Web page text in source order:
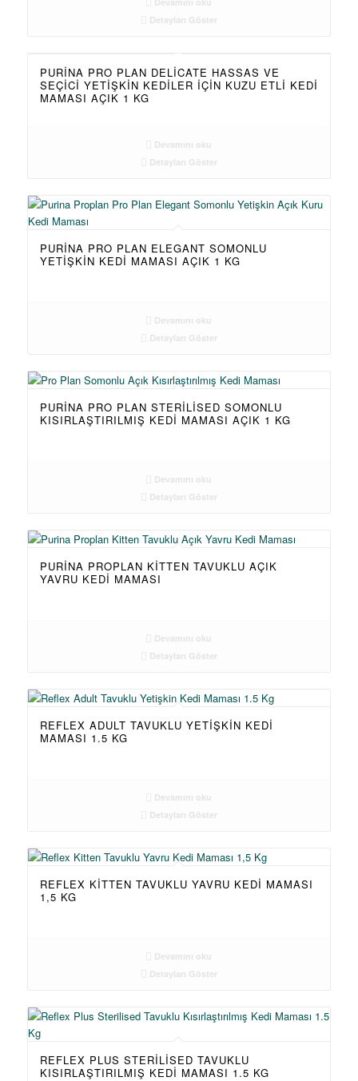
Detayları Göster
PURINA PRO PLAN DELICATE HASSAS VE
SEÇICI YETIŞKIN KEDILER İÇIN KUZU ETLI KEDI
MAMASI AÇIK 1 KG
Devamını oku
Detayları Göster
PURINA PRO PLAN ELEGANT SOMONLU
YETIŞKIN KEDI MAMASI AÇIK 1 KG
Devamını oku
Detayları Göster
PURINA PRO PLAN STERILISED SOMONLU
KISIRLAŞTIRILMIŞ KEDI MAMASI AÇIK 1 KG
Devamını oku
Detayları Göster
PURINA PROPLAN KITTEN TAVUKLU AÇIK
YAVRU KEDI MAMASI
Devamını oku
Detayları Göster
REFLEX ADULT TAVUKLU YETIŞKIN KEDI
MAMASI 1.5 KG
Devamını oku
Detayları Göster
REFLEX KITTEN TAVUKLU YAVRU KEDI MAMASI
1,5 KG
Devamını oku
Detayları Göster
REFLEX PLUS STERILISED TAVUKLU
KISIRLAŞTIRILMIŞ KEDI MAMASI 1.5 KG